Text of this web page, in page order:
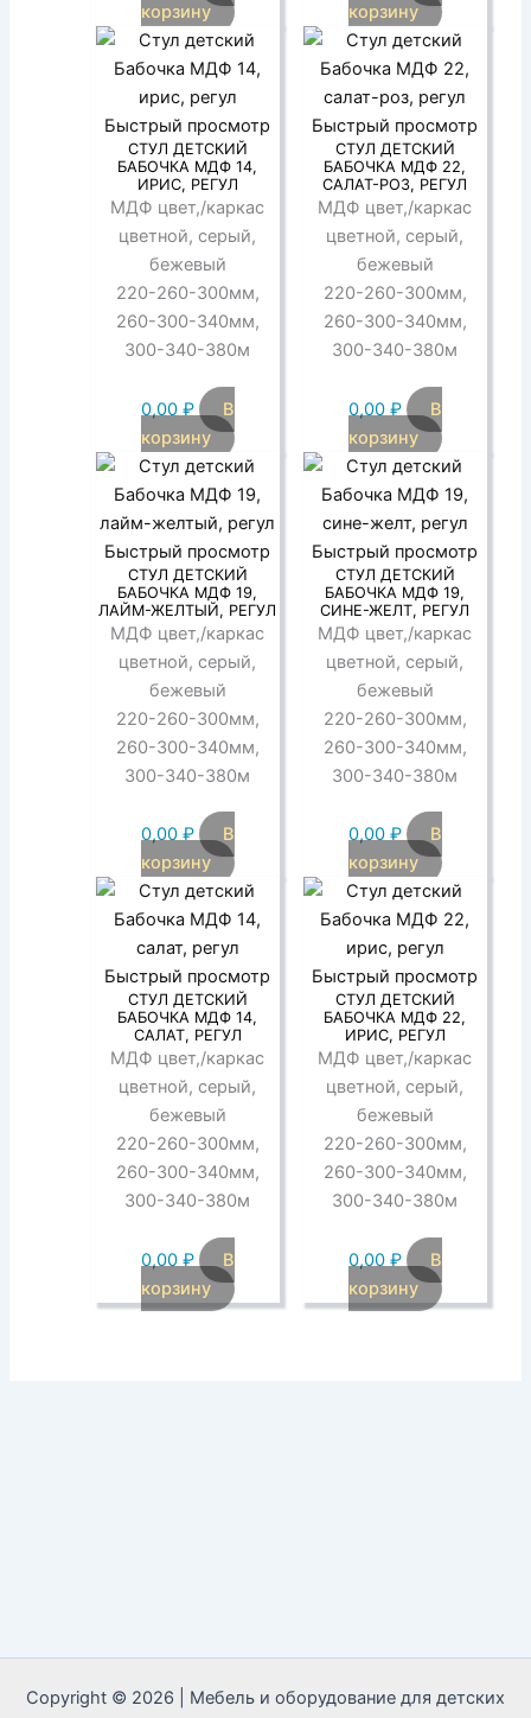
корзину
корзину
Быстрый просмотр
СТУЛ ДЕТСКИЙ
БАБОЧКА МДФ 14,
ИРИС, РЕГУЛ
МДФ цвет,/каркас
цветной, серый,
бежевый
220-260-300мм,
260-300-340мм,
300-340-380м
0,00 ₽
В
корзину
Быстрый просмотр
СТУЛ ДЕТСКИЙ
БАБОЧКА МДФ 22,
САЛАТ-РОЗ, РЕГУЛ
МДФ цвет,/каркас
цветной, серый,
бежевый
220-260-300мм,
260-300-340мм,
300-340-380м
0,00 ₽
В
корзину
Быстрый просмотр
СТУЛ ДЕТСКИЙ
БАБОЧКА МДФ 19,
ЛАЙМ-ЖЕЛТЫЙ, РЕГУЛ
МДФ цвет,/каркас
цветной, серый,
бежевый
220-260-300мм,
260-300-340мм,
300-340-380м
0,00 ₽
В
корзину
Быстрый просмотр
СТУЛ ДЕТСКИЙ
БАБОЧКА МДФ 19,
СИНЕ-ЖЕЛТ, РЕГУЛ
МДФ цвет,/каркас
цветной, серый,
бежевый
220-260-300мм,
260-300-340мм,
300-340-380м
0,00 ₽
В
корзину
Быстрый просмотр
СТУЛ ДЕТСКИЙ
БАБОЧКА МДФ 14,
САЛАТ, РЕГУЛ
МДФ цвет,/каркас
цветной, серый,
бежевый
220-260-300мм,
260-300-340мм,
300-340-380м
0,00 ₽
В
корзину
Быстрый просмотр
СТУЛ ДЕТСКИЙ
БАБОЧКА МДФ 22,
ИРИС, РЕГУЛ
МДФ цвет,/каркас
цветной, серый,
бежевый
220-260-300мм,
260-300-340мм,
300-340-380м
0,00 ₽
В
корзину
Copyright © 2026 | Мебель и оборудование для детских